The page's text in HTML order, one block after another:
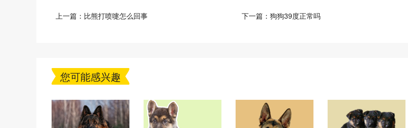
上一篇： 比熊打喷嚏怎么回事 下一篇： 狗狗39度正常吗
您可能感兴趣